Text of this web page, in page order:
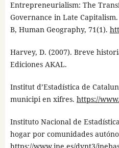
Entrepreneurialism: The
Governance in Late
B, Human Geography, 71(1).
Harvey, D. (2007). Breve
Ediciones AKAL.
Institut d’Estadística de
municipi en xifres. https://
Instituto Nacional de
hogar por comunidades